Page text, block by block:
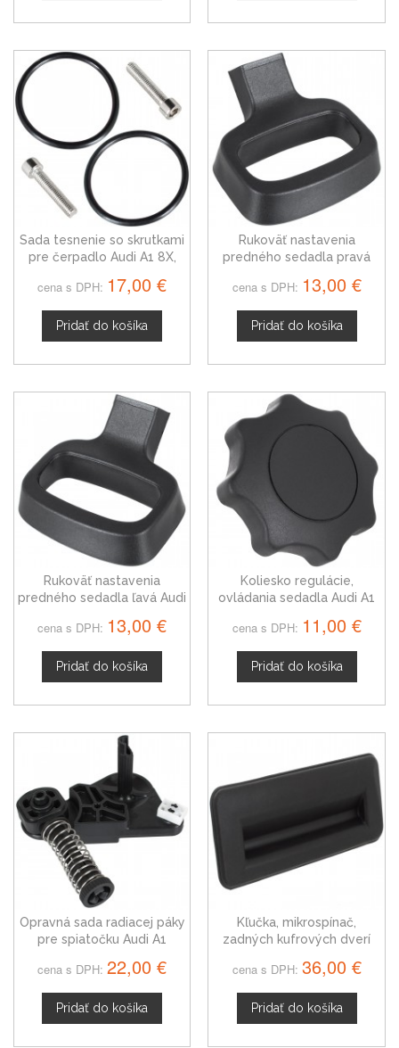
Sada tesnenie so skrutkami
pre čerpadlo Audi A1 8X,
cena s DPH: 17,00 €
Pridať do košíka
Rukoväť nastavenia
predného sedadla pravá
cena s DPH: 13,00 €
Pridať do košíka
Rukoväť nastavenia
predného sedadla ľavá Audi
cena s DPH: 13,00 €
Pridať do košíka
Koliesko regulácie,
ovládania sedadla Audi A1
cena s DPH: 11,00 €
Pridať do košíka
Opravná sada radiacej páky
pre spiatočku Audi A1
cena s DPH: 22,00 €
Pridať do košíka
Kľučka, mikrospínač,
zadných kufrových dverí
cena s DPH: 36,00 €
Pridať do košíka